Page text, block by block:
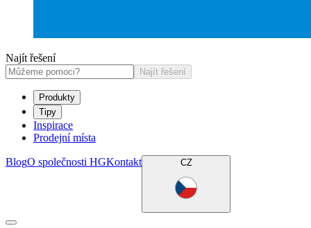
Najít řešení
Najít řešení
Produkty
Tipy
Inspirace
Prodejní místa
BlogO společnosti HGKontakt CZ